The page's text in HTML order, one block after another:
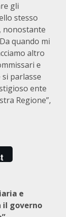
gli
stesso
nonostante
quando mi
altro
e
parlasse
ente
Regione”,
e
il governo